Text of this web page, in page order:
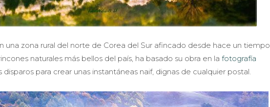
una zona rural del norte de Corea del Sur afincado desde hace un tiempo
naturales más bellos del país, ha basado su obra en la fotografía
para crear unas instantáneas naif, dignas de cualquier postal.